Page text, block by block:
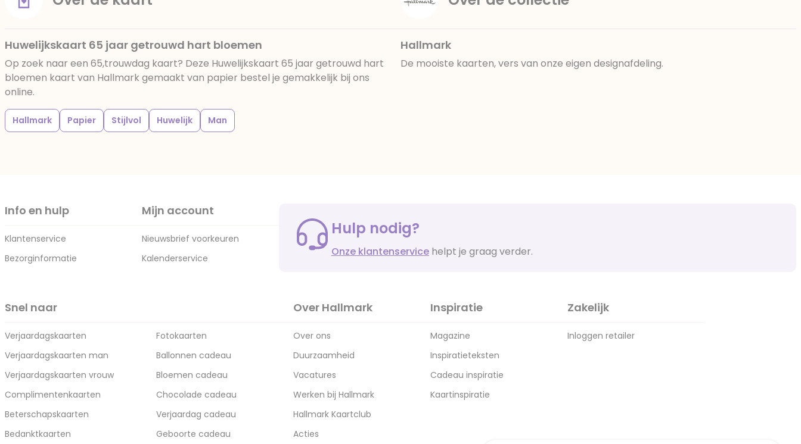
Huwelijkskaart 65 jaar getrouwd hart bloemen
Op zoek naar een 65,trouwdag kaart? Deze Huwelijkskaart 65 jaar getrouwd hart
bloemen kaart van Hallmark gemaakt van papier bestel je gemakkelijk bij ons
online.
Hallmark Papier Stijlvol Huwelijk Man
Hallmark
De mooiste kaarten, vers van onze eigen designafdeling.
Info en hulp
Klantenservice
Bezorginformatie
Mijn account
Nieuwsbrief voorkeuren
Kalenderservice
Hulp nodig?
Onze klantenservice helpt je graag verder.
Snel naar
Verjaardagskaarten
Verjaardagskaarten man
Verjaardagskaarten vrouw
Complimentenkaarten
Beterschapskaarten
Bedanktkaarten
Fotokaarten
Ballonnen cadeau
Bloemen cadeau
Chocolade cadeau
Verjaardag cadeau
Geboorte cadeau
Over Hallmark
Over ons
Duurzaamheid
Vacatures
Werken bij Hallmark
Hallmark Kaartclub
Acties
Inspiratie
Magazine
Inspiratieteksten
Cadeau inspiratie
Kaartinspiratie
Zakelijk
Inloggen retailer